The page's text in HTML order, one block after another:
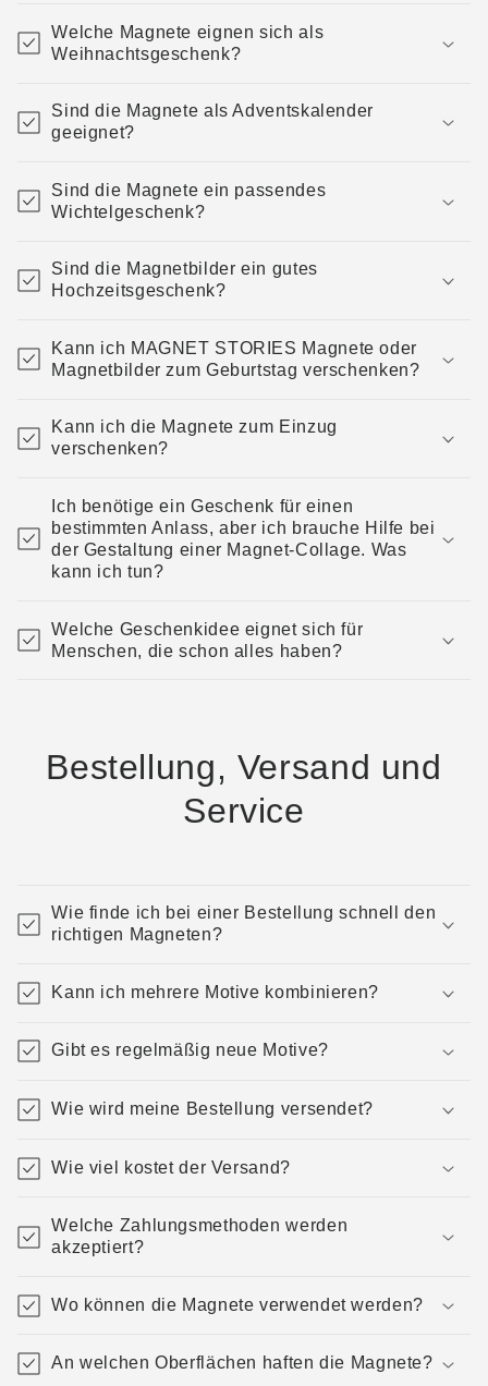
Welche Magnete eignen sich als
Weihnachtsgeschenk?
Sind die Magnete als Adventskalender
geeignet?
Sind die Magnete ein passendes
Wichtelgeschenk?
Sind die Magnetbilder ein gutes
Hochzeitsgeschenk?
Kann ich MAGNET STORIES Magnete oder
Magnetbilder zum Geburtstag verschenken?
Kann ich die Magnete zum Einzug
verschenken?
Ich benötige ein Geschenk für einen
bestimmten Anlass, aber ich brauche Hilfe bei
der Gestaltung einer Magnet-Collage. Was
kann ich tun?
Welche Geschenkidee eignet sich für
Menschen, die schon alles haben?
Bestellung, Versand und
Service
Wie finde ich bei einer Bestellung schnell den
richtigen Magneten?
Kann ich mehrere Motive kombinieren?
Gibt es regelmäßig neue Motive?
Wie wird meine Bestellung versendet?
Wie viel kostet der Versand?
Welche Zahlungsmethoden werden
akzeptiert?
Wo können die Magnete verwendet werden?
An welchen Oberflächen haften die Magnete?